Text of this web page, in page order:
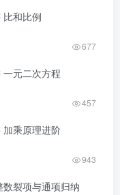
和比例
677
元二次方程
457
乘原理进阶
943
裂项与通项归纳